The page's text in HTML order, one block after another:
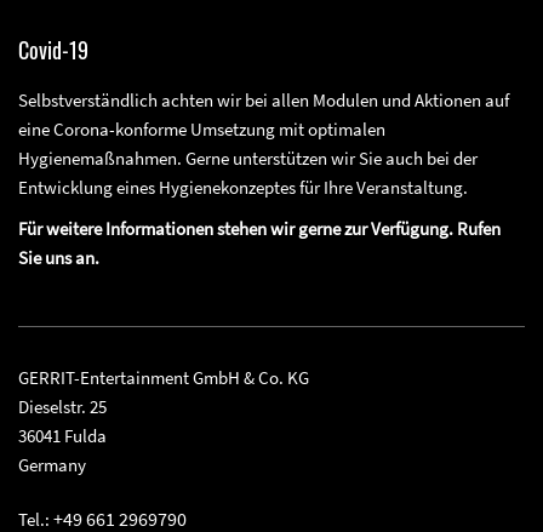
Covid-19
Selbstverständlich achten wir bei allen Modulen und Aktionen auf
eine Corona-konforme Umsetzung mit optimalen
Hygienemaßnahmen. Gerne unterstützen wir Sie auch bei der
Entwicklung eines Hygienekonzeptes für Ihre Veranstaltung.
Für weitere Informationen stehen wir gerne zur Verfügung. Rufen
Sie uns an.
GERRIT-Entertainment GmbH & Co. KG
Dieselstr. 25
36041 Fulda
Germany
Tel.: +49 661 2969790